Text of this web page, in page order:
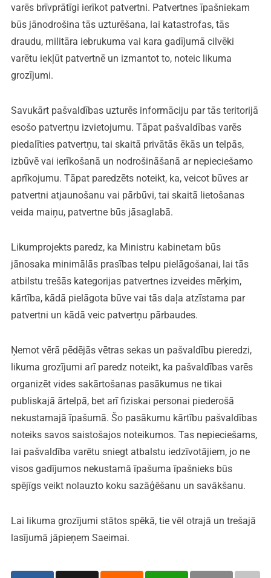
varēs brīvprātīgi ierīkot patvertni. Patvertnes īpašniekam
būs jānodrošina tās uzturēšana, lai katastrofas, tās
draudu, militāra iebrukuma vai kara gadījumā cilvēki
varētu iekļūt patvertnē un izmantot to, noteic likuma
grozījumi.
Savukārt pašvaldības uzturēs informāciju par tās teritorijā
esošo patvertņu izvietojumu. Tāpat pašvaldības varēs
piedalīties patvertņu, tai skaitā privātās ēkās un telpās,
izbūvē vai ierīkošanā un nodrošināšanā ar nepieciešamo
aprīkojumu. Tāpat paredzēts noteikt, ka, veicot būves ar
patvertni atjaunošanu vai pārbūvi, tai skaitā lietošanas
veida maiņu, patvertne būs jāsaglabā.
Likumprojekts paredz, ka Ministru kabinetam būs
jānosaka minimālās prasības telpu pielāgošanai, lai tās
atbilstu trešās kategorijas patvertnes izveides mērķim,
kārtība, kādā pielāgota būve vai tās daļa atzīstama par
patvertni un kādā veic patvertņu pārbaudes.
Ņemot vērā pēdējās vētras sekas un pašvaldību pieredzi,
likuma grozījumi arī paredz noteikt, ka pašvaldības varēs
organizēt vides sakārtošanas pasākumus ne tikai
publiskajā ārtelpā, bet arī fiziskai personai piederošā
nekustamajā īpašumā. Šo pasākumu kārtību pašvaldības
noteiks savos saistošajos noteikumos. Tas nepieciešams,
lai pašvaldība varētu sniegt atbalstu iedzīvotājiem, jo ne
visos gadījumos nekustamā īpašuma īpašnieks būs
spējīgs veikt nolauzto koku sazāģēšanu un savākšanu.
Lai likuma grozījumi stātos spēkā, tie vēl otrajā un trešajā
lasījumā jāpieņem Saeimai.